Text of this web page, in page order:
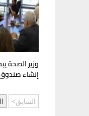
وزير الصحة
إنشاء صندوق
السابق